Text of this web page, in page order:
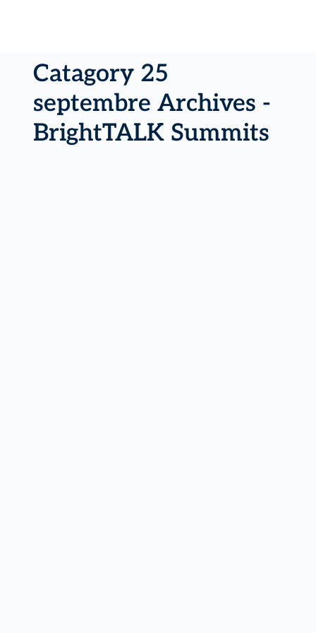
Catagory 25
septembre Archives -
BrightTALK Summits